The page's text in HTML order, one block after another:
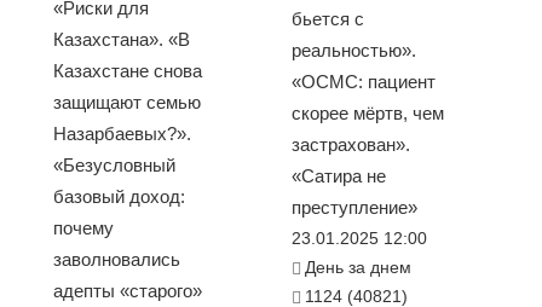
«Риски для
Казахстана». «В
Казахстане снова
защищают семью
Назарбаевых?».
«Безусловный
базовый доход:
почему
заволновались
адепты «старого»
бьется с
реальностью».
«ОСМС: пациент
скорее мёртв, чем
застрахован».
«Сатира не
преступление»
23.01.2025 12:00
День за днем
1124 (40821)